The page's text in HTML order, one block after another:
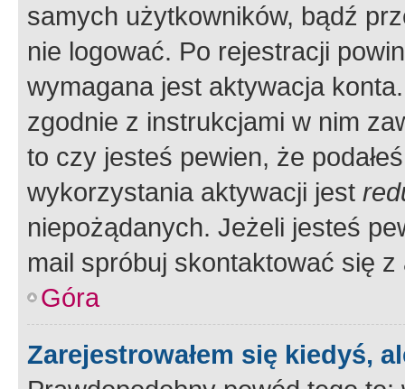
samych użytkowników, bądź
nie logować. Po rejestracji
wymagana jest aktywacja
zgodnie z instrukcjami w nim
to czy jesteś pewien, że
wykorzystania aktywacji jest
niepożądanych. Jeżeli jesteś
mail spróbuj skontaktować się
Góra
Zarejestrowałem się kiedyś,